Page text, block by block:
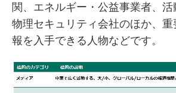
関、エネルギー・公益事業者、活
物理セキュリティ会社のほか、
報を入手できる人物などです。